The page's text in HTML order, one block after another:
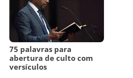
75 palavras para
abertura de culto com
versículos